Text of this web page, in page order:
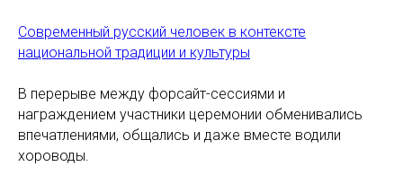
Современный русский человек в контексте
национальной традиции и культуры
В перерыве между форсайт-сессиями и
награждением участники церемонии обменивались
впечатлениями, общались и даже вместе водили
хороводы.